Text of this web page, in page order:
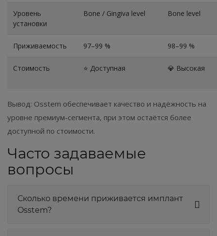
Уровень
установки
Bone / Gingiva level Bone level
Приживаемость 97–99 % 98–99 %
Стоимость ⭐ Доступная 💎 Высокая
Вывод: Osstem обеспечивает качество и надёжность на
уровне премиум-сегмента, при этом остаётся более
доступной по стоимости.
Часто задаваемые
вопросы
Сколько времени приживается имплант
Osstem?